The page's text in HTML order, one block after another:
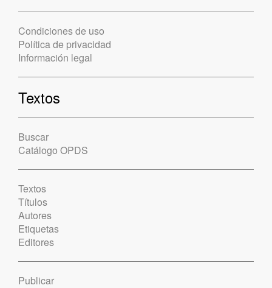
Condiciones de uso
Política de privacidad
Información legal
Textos
Buscar
Catálogo OPDS
Textos
Títulos
Autores
Etiquetas
Editores
Publicar